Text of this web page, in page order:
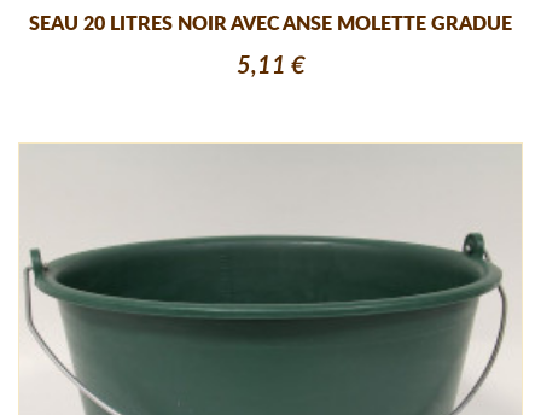
SEAU 20 LITRES NOIR AVEC ANSE MOLETTE GRADUE
5,11 €